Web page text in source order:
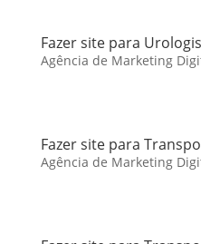
Fazer site para
Agência de Marketing
Fazer site para
Agência de Marketing